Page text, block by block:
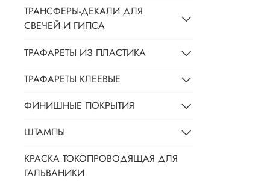
ТРАНСФЕРЫ-ДЕКАЛИ ДЛЯ
СВЕЧЕЙ И ГИПСА
ТРАФАРЕТЫ ИЗ ПЛАСТИКА
ТРАФАРЕТЫ КЛЕЕВЫЕ
ФИНИШНЫЕ ПОКРЫТИЯ
ШТАМПЫ
КРАСКА ТОКОПРОВОДЯЩАЯ ДЛЯ
ГАЛЬВАНИКИ